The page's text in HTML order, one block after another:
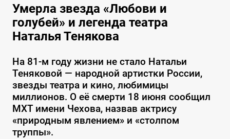
Умерла звезда «Любови и
голубей» и легенда театра
Наталья Тенякова
На 81-м году жизни не стало Натальи
Теняковой — народной артистки России,
звезды театра и кино, любимицы
миллионов. О её смерти 18 июня сообщил
МХТ имени Чехова, назвав актрису
«природным явлением» и «столпом
труппы».